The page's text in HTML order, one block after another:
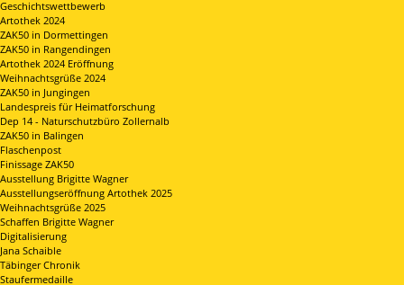
Geschichtswettbewerb
Artothek 2024
ZAK50 in Dormettingen
ZAK50 in Rangendingen
Artothek 2024 Eröffnung
Weihnachtsgrüße 2024
ZAK50 in Jungingen
Landespreis für Heimatforschung
Dep 14 - Naturschutzbüro Zollernalb
ZAK50 in Balingen
Flaschenpost
Finissage ZAK50
Ausstellung Brigitte Wagner
Ausstellungseröffnung Artothek 2025
Weihnachtsgrüße 2025
Schaffen Brigitte Wagner
Digitalisierung
Jana Schaible
Täbinger Chronik
Staufermedaille